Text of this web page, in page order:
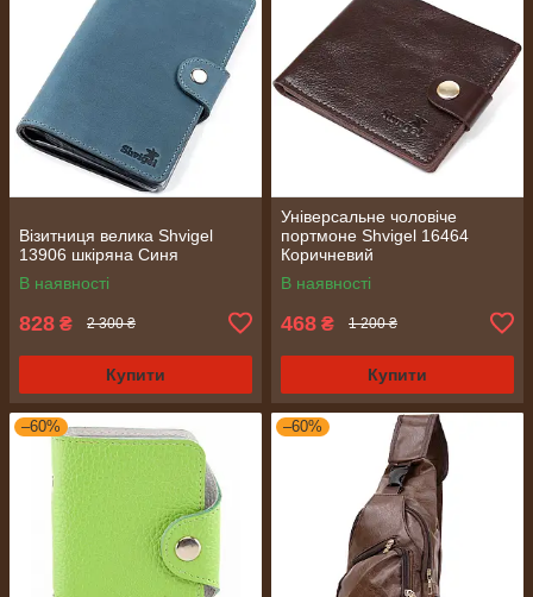
Візитниця велика Shvigel
13906 шкіряна Синя
В наявності
828 ₴ 2 300 ₴
Купити
Універсальне чоловіче
портмоне Shvigel 16464
Коричневий
В наявності
468 ₴ 1 200 ₴
Купити
–60% –60%